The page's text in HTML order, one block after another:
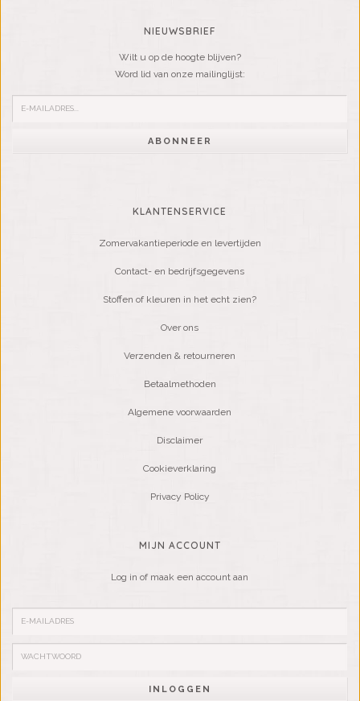
NIEUWSBRIEF
Wilt u op de hoogte blijven?
Word lid van onze mailinglijst:
ABONNEER
KLANTENSERVICE
Zomervakantieperiode en levertijden
Contact- en bedrijfsgegevens
Stoffen of kleuren in het echt zien?
Over ons
Verzenden & retourneren
Betaalmethoden
Algemene voorwaarden
Disclaimer
Cookieverklaring
Privacy Policy
MIJN ACCOUNT
Log in of maak een account aan
INLOGGEN